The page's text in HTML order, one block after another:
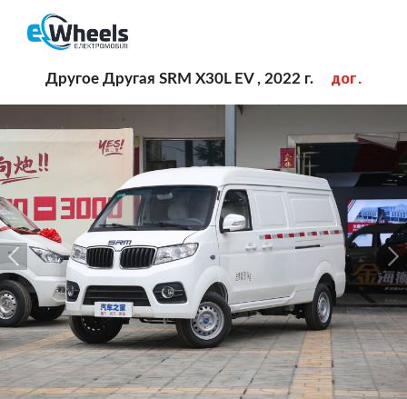
Другое Другая SRM X30L EV , 2022 г. дог.